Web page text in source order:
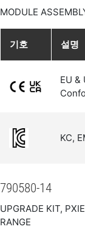
MODULE
기호 설명
EU &
KC,
790580-14
UPGRADE KIT,
RANGE